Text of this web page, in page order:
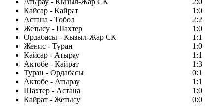
Атырау - Кызыл-Жар СК
2:0
Кайсар - Кайрат
1:0
Астана - Тобол
2:2
Жетысу - Шахтер
1:0
Ордабасы - Кызыл-Жар СК
1:1
Женис - Туран
1:0
Кайсар - Атырау
1:1
Актобе - Кайрат
1:3
Туран - Ордабасы
0:1
Актобе - Атырау
1:1
Шахтер - Астана
1:0
Кайрат - Жетысу
0:0